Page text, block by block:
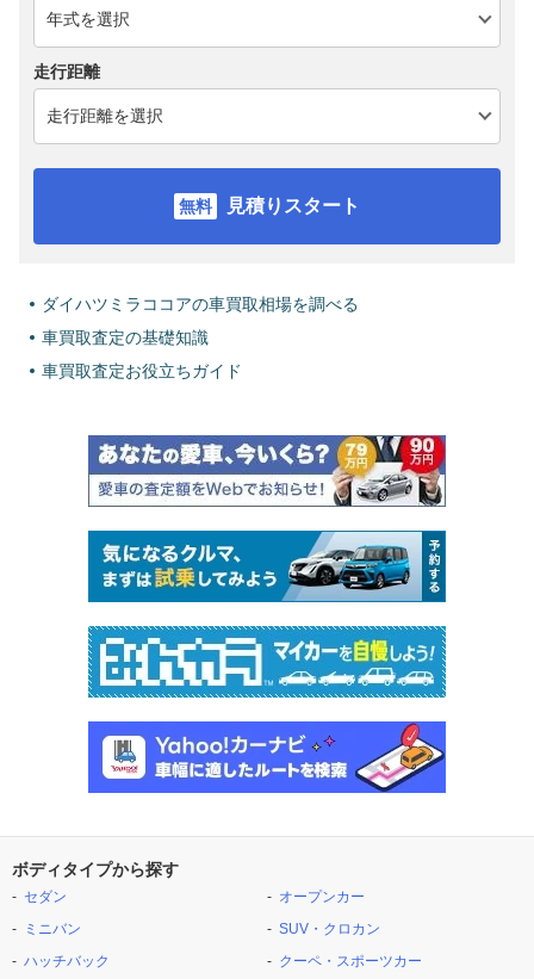
走行距離
見積りスタート
ダイハツミラココアの車買取相場を調べる
車買取査定の基礎知識
車買取査定お役立ちガイド
ボディタイプから探す
セダン
ミニバン
ハッチバック
オープンカー
SUV・クロカン
クーペ・スポーツカー